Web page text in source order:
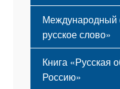
Международный
русское слово»
Книга «Русская
Россию»